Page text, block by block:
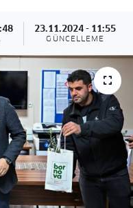
23.11.2024 - 11:55
GÜNCELLEME